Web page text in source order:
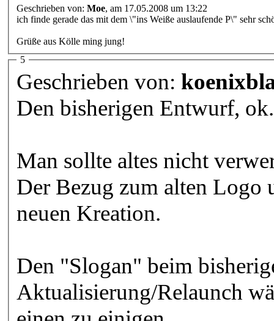
Geschrieben von: Moe, am 17.05.2008 um 13:22
ich finde gerade das mit dem \"ins Weiße auslaufende P\" sehr
Grüße aus Kölle ming jung!
5
Geschrieben von:
Den bisherigen Entwurf,
Man sollte altes nicht
Der Bezug zum alten Logo
neuen Kreation.
Den "Slogan" beim
Aktualisierung/Relaunch